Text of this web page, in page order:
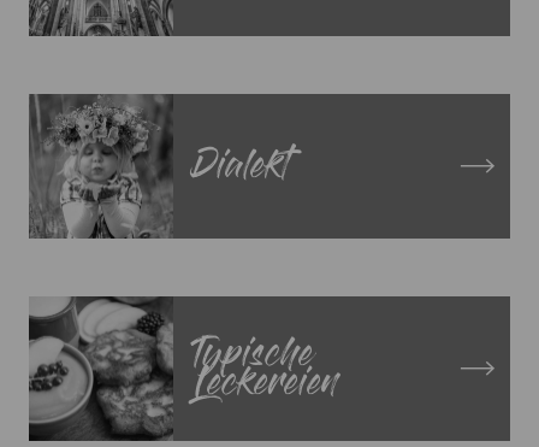
Dialekt
Typische
Leckereien